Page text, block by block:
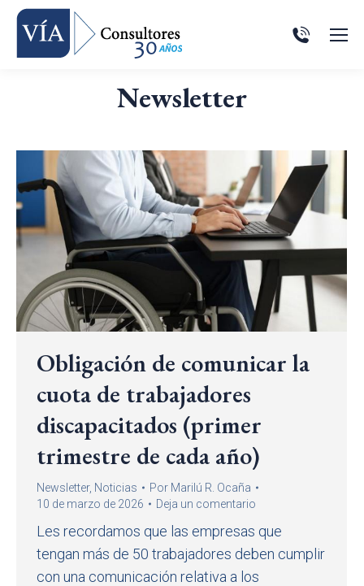
Newsletter
Obligación de comunicar la
cuota de trabajadores
discapacitados (primer
trimestre de cada año)
Newsletter, Noticias Por Marilú R. Ocaña
10 de marzo de 2026
Deja un comentario
Les recordamos que las empresas que
tengan más de 50 trabajadores deben cumplir
con una comunicación relativa a los